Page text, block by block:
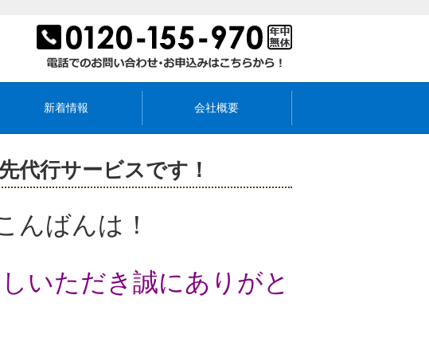
新着情報 会社概要
代行サービスです！
んばんは！
いただき 誠にありがと